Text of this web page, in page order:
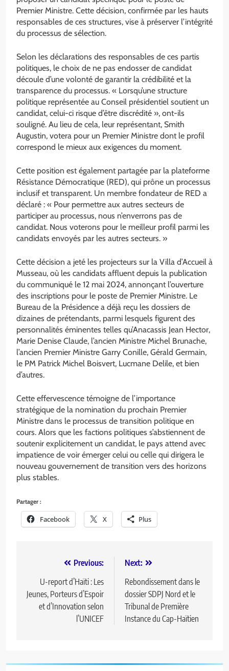
Premier Ministre. Cette décision, confirmée par les hauts
responsables de ces structures, vise à préserver l’intégrité
du processus de sélection.
Selon les déclarations des responsables de ces partis
politiques, le choix de ne pas endosser de candidat
découle d’une volonté de garantir la crédibilité et la
transparence du processus. « Lorsqu’une structure
politique représentée au Conseil présidentiel soutient un
candidat, celui-ci risque d’être discrédité », ont-ils
souligné. Au lieu de cela, leur représentant, Smith
Augustin, votera pour un Premier Ministre dont le profil
correspond le mieux aux exigences du moment.
Cette position est également partagée par la plateforme
Résistance Démocratique (RED), qui prône un processus
inclusif et transparent. Un membre fondateur de RED a
déclaré : « Pour permettre aux autres secteurs de
participer au processus, nous n’enverrons pas de
candidat. Nous voterons pour le meilleur profil parmi les
candidats envoyés par les autres secteurs. »
Cette décision a jeté les projecteurs sur la Villa d’Accueil à
Musseau, où les candidats affluent depuis la publication
du communiqué le 12 mai 2024, annonçant l’ouverture
des inscriptions pour le poste de Premier Ministre. Le
Bureau de la Présidence a déjà reçu les dossiers de
dizaines de prétendants, parmi lesquels figurent des
personnalités éminentes telles qu’Anacassis Jean Hector,
Marie Denise Claude, l’ancien Ministre Michel Brunache,
l’ancien Premier Ministre Garry Conille, Gérald Germain,
le PM Patrick Michel Boisvert, Lucmane Delile, et bien
d’autres.
Cette effervescence témoigne de l’importance
stratégique de la nomination du prochain Premier
Ministre dans le processus de transition politique en
cours. Alors que les factions politiques s’abstiennent de
soutenir explicitement un candidat, le pays attend avec
impatience de voir émerger celui ou celle qui dirigera le
nouveau gouvernement de transition vers des horizons
plus stables.
Partager :
Facebook X Plus
Previous:
U-report d’Haïti : Les
Jeunes, Porteurs d’Espoir
et d’Innovation selon
l’UNICEF
Next:
Rebondissement dans le
dossier SDPJ Nord et le
Tribunal de Première
Instance du Cap-Haïtien